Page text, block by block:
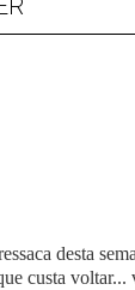
desta
custa